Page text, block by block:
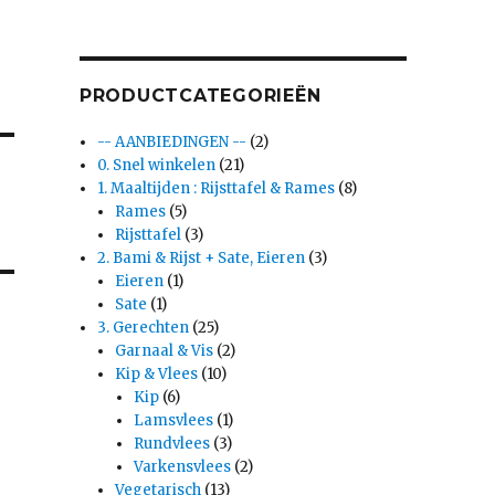
PRODUCTCATEGORIEËN
-- AANBIEDINGEN -- (2)
0. Snel winkelen (21)
1. Maaltijden : Rijsttafel & Rames (8)
Rames (5)
Rijsttafel (3)
2. Bami & Rijst + Sate, Eieren (3)
Eieren (1)
Sate (1)
3. Gerechten (25)
Garnaal & Vis (2)
Kip & Vlees (10)
Kip (6)
Lamsvlees (1)
Rundvlees (3)
Varkensvlees (2)
Vegetarisch (13)